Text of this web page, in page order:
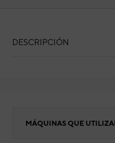
DESCRIPCIÓN
MÁQUINAS QUE